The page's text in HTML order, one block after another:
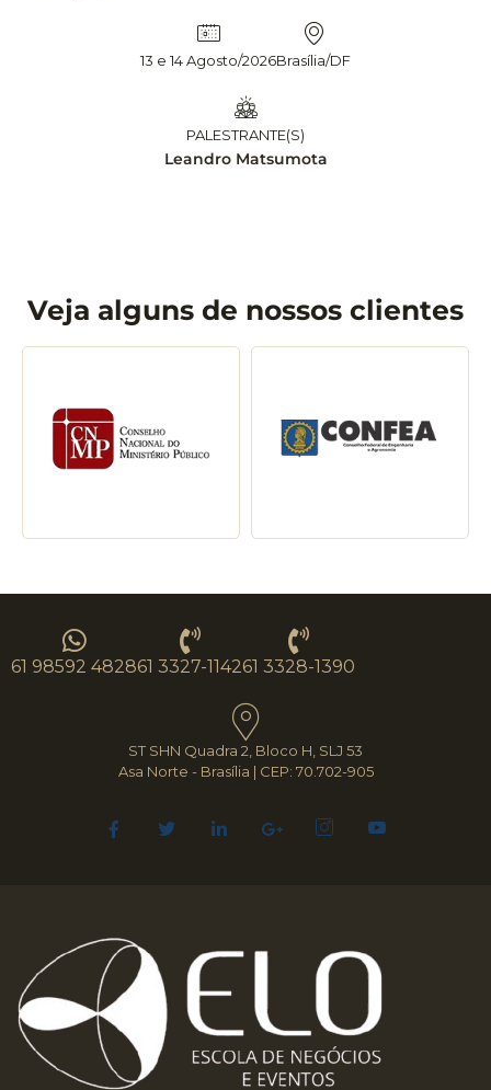
13 e 14 Agosto/2026Brasília/DF
PALESTRANTE(S)
Leandro Matsumota
Veja alguns de nossos clientes
61 98592 482861 3327-114261 3328-1390
ST SHN Quadra 2, Bloco H, SLJ 53
Asa Norte - Brasília | CEP: 70.702-905